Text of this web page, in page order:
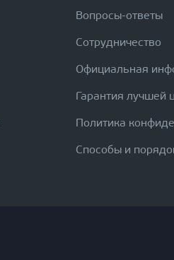
Вопросы-ответы
Сотрудничество
Официальная
Гарантия лучшей
Политика
Способы и